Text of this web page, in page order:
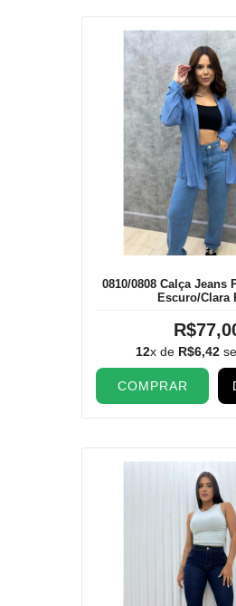
0810/0808 Calça Jeans
Escuro/Clara
12x de R$6,42
COMPRAR